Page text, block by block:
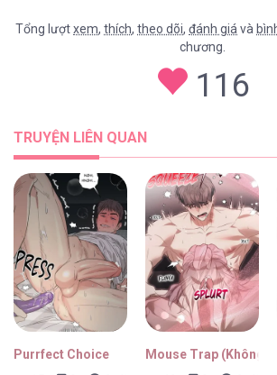
Tổng lượtxem, thích, theo dõi, đánh giá và
chương.
116
TRUYỆN LIÊN QUAN
Purrfect Choice
Mouse Trap (Không